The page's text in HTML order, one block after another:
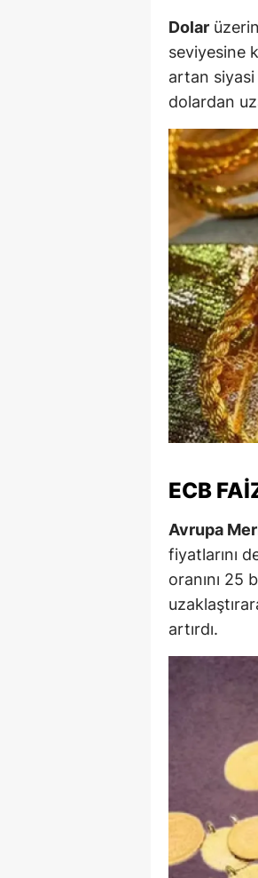
Dolar
seviyesine
artan siyasi
dolardan
ECB
Avrupa
fiyatlarını
oranını 25
artırdı.